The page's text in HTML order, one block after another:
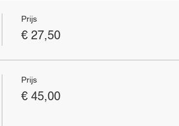
Prijs
€ 27,50
Prijs
€ 45,00